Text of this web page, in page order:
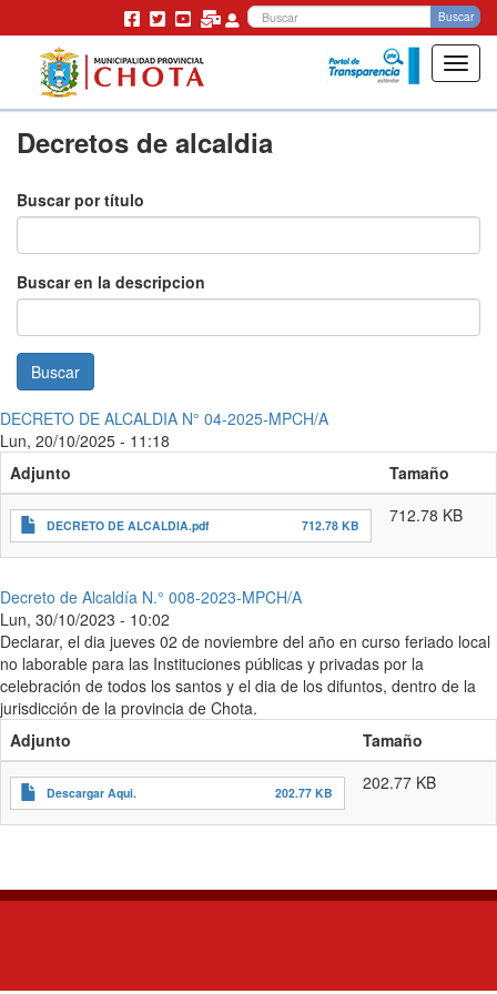
Pasar
Buscar
Decretos de alcaldia
Buscar por título
Buscar en la descripcion
Buscar
DECRETO DE ALCALDIA N° 04-2025-MPCH/A
Lun, 20/10/2025 - 11:18
Adjunto
Tamaño
DECRETO DE ALCALDIA.pdf 712.78 KB 712.78 KB
Decreto de Alcaldía N.° 008-2023-MPCH/A
Lun, 30/10/2023 - 10:02
Declarar, el dia jueves 02 de noviembre del año en curso feriado local
no laborable para las Instituciones públicas y privadas por la
celebración de todos los santos y el dia de los difuntos, dentro de la
jurisdicción de la provincia de Chota.
Adjunto
Tamaño
Descargar Aqui. 202.77 KB 202.77 KB